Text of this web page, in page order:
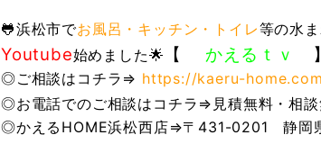
🐸浜松市でお風呂・キッチン・トイレ等の水
Youtube始めました🌟 【 かえるｔｖ
◎ご相談はコチラ⇒ https://kaeru-
◎お電話でのご相談はコチラ⇒見積無料・相
◎かえるHOME浜松西店⇒〒431-0201 静岡